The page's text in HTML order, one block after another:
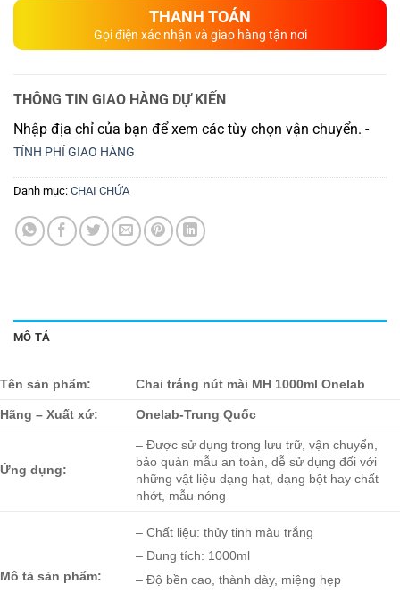
THANH TOÁN
Gọi điện xác nhận và giao hàng tận nơi
THÔNG TIN GIAO HÀNG DỰ KIẾN
Nhập địa chỉ của bạn để xem các tùy chọn vận chuyển. -
TÍNH PHÍ GIAO HÀNG
Danh mục: CHAI CHỨA
MÔ TẢ
Tên sản phẩm: Chai trắng nút mài MH 1000ml Onelab
Hãng – Xuất xứ: Onelab-Trung Quốc
Ứng dụng:
– Được sử dụng trong lưu trữ, vận chuyển,
bảo quản mẫu an toàn, dễ sử dụng đối với
những vật liệu dạng hạt, dạng bột hay chất
nhớt, mẫu nóng
Mô tả sản phẩm:
– Chất liệu: thủy tinh màu trắng
– Dung tích: 1000ml
– Độ bền cao, thành dày, miệng hẹp